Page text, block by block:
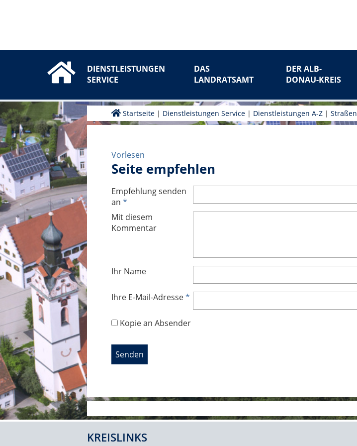
DIENSTLEISTUNGEN
SERVICE
DAS
LANDRATSAMT
DER ALB-
DONAU-KREIS
Startseite | Dienstleistungen Service | Dienstleistungen A-Z |Straßen
Vorlesen
Seite empfehlen
Empfehlung senden
an *
Mit diesem
Kommentar
Ihr Name
Ihre E-Mail-Adresse*
Kopie an Absender
KREISLINKS